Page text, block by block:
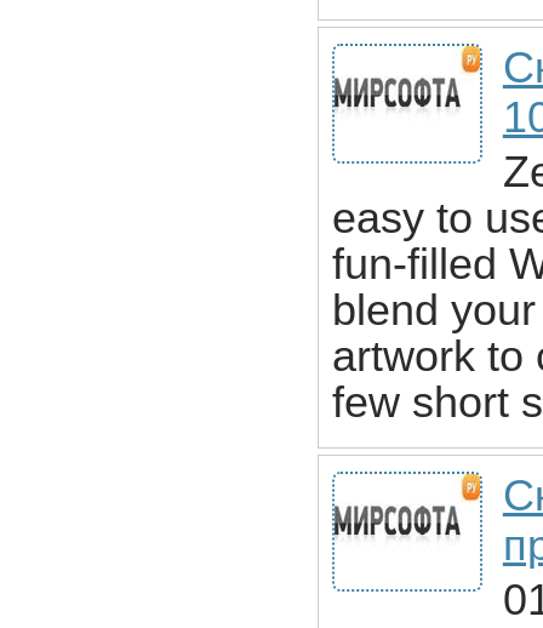
easy to
fun-filled
blend
artwork to
few short